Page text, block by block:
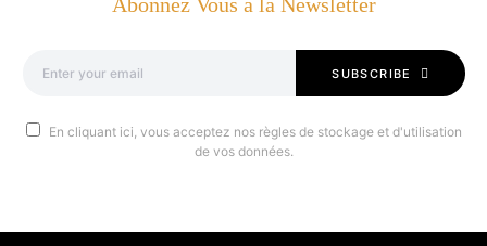
SUBSCRIBE
En cliquant ici, vous acceptez nos règles de stockage et d'utilisation
de vos données.